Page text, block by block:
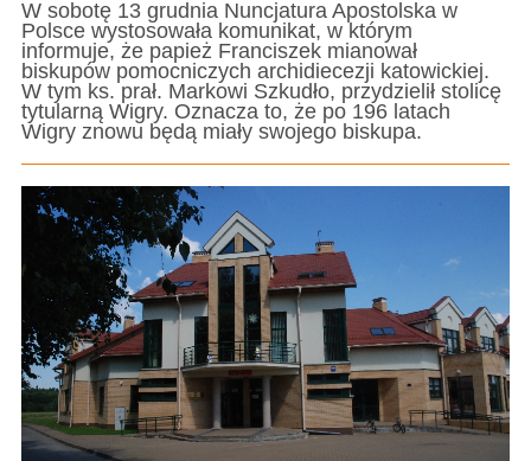
W sobotę 13 grudnia Nuncjatura Apostolska w
Polsce wystosowała komunikat, w którym
informuje, że papież Franciszek mianował
biskupów pomocniczych archidiecezji katowickiej.
W tym ks. prał. Markowi Szkudło, przydzielił stolicę
tytularną Wigry. Oznacza to, że po 196 latach
Wigry znowu będą miały swojego biskupa.